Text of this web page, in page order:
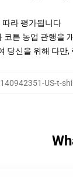
따라 평가됩니다
튼 농업 관행을
당신을 위해 다
140942351-US-t-